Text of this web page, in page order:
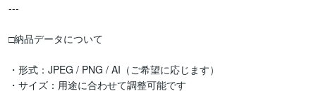
---
□納品データについて
・形式：JPEG / PNG / AI（ご希望に応じます）
・サイズ：用途に合わせて調整可能です